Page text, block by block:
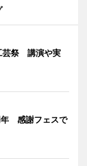
芸祭 講演や実
年 感謝フェスで